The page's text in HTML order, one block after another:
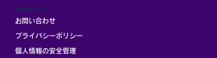
INFORMATION
お問い合わせ
プライバシーポリシー
個人情報の安全管理